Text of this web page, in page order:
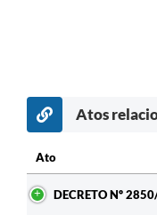
Atos
Ato
DECRETO Nº